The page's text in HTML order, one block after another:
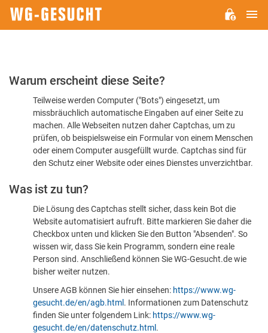
Bitte
dass
sind
Warum erscheint diese Seite?
Teilweise werden Computer ("Bots") eingesetzt, um
missbräuchlich automatische Eingaben auf einer Seite zu
machen. Alle Webseiten nutzen daher Captchas, um zu
prüfen, ob beispielsweise ein Formular von einem Menschen
oder einem Computer ausgefüllt wurde. Captchas sind für
den Schutz einer Website oder eines Dienstes unverzichtbar.
Was ist zu tun?
Die Lösung des Captchas stellt sicher, dass kein Bot die
Website automatisiert aufruft. Bitte markieren Sie daher die
Checkbox unten und klicken Sie den Button "Absenden". So
wissen wir, dass Sie kein Programm, sondern eine reale
Person sind. Anschließend können Sie WG-Gesucht.de wie
bisher weiter nutzen.
Unsere AGB können Sie hier einsehen: https://www.wg-
gesucht.de/en/agb.html . Informationen zum Datenschutz
finden Sie unter folgendem Link: https://www.wg-
gesucht.de/en/datenschutz.html .